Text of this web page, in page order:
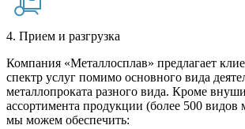
4. Прием и разгрузка
Компания «Металлосплав» предлагает
спектр услуг помимо основного вида
металлопроката разного вида. Кроме
ассортимента продукции (более 500 видов
мы можем обеспечить: